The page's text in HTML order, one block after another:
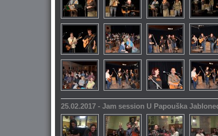
25.02.2017 - Jam session U Papouška